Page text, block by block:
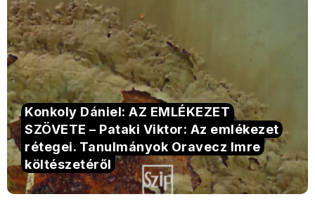
Konkoly Dániel: AZ EMLÉKEZET
SZÖVETE – Pataki Viktor: Az emlékezet
rétegei. Tanulmányok Oravecz Imre
költészetéről